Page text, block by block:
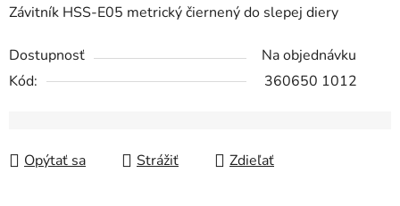
Závitník HSS-E05 metrický čiernený do slepej diery
Dostupnosť
Na objednávku
Kód:
360650 1012
Opýtať sa Strážiť Zdieľať